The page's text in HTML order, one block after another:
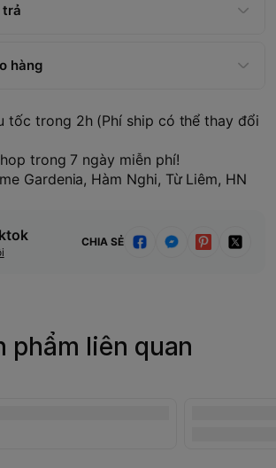
trả
hàng
tốc trong 2h (Phí ship có thể thay đổi
trong 7 ngày miễn phí!
Gardenia, Hàm Nghi, Từ Liêm, HN
CHIA SẺ
phẩm liên quan